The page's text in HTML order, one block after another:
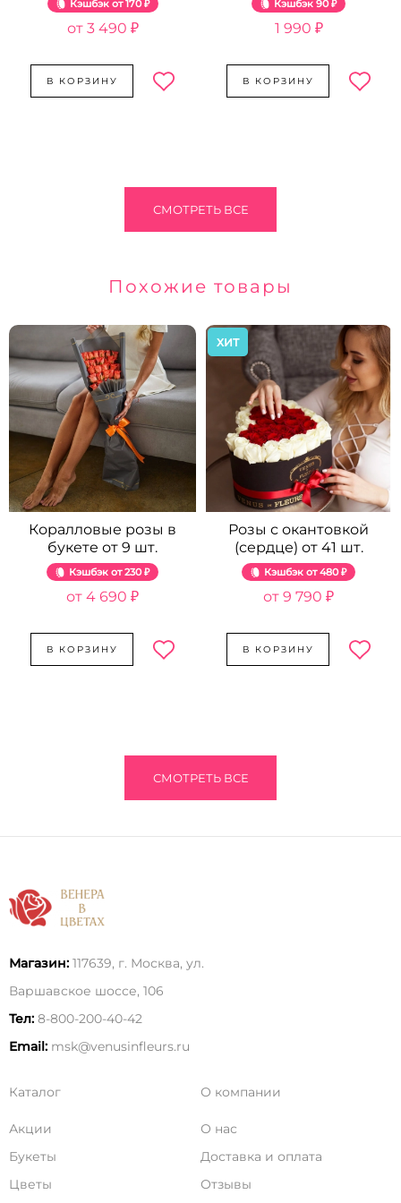
Кэшбэк 170 ₽
3 490 ₽
В КОРЗИНУ
Кэшбэк 90 ₽
1 990 ₽
В КОРЗИНУ
СМОТРЕТЬ ВСЕ
Похожие товары
Коралловые розы в
букете от 9 шт.
Кэшбэк 230 ₽
4 690 ₽
В КОРЗИНУ
ХИТ
Розы с окантовкой
(сердце) от 41 шт.
Кэшбэк 480 ₽
9 790 ₽
В КОРЗИНУ
СМОТРЕТЬ ВСЕ
Магазин: 117639, г. Москва, ул.
Варшавское шоссе, 106
Тел: 8-800-200-40-42
Email: msk@venusinfleurs.ru
Каталог
Акции
Букеты
Цветы
О компании
О нас
Доставка и оплата
Отзывы